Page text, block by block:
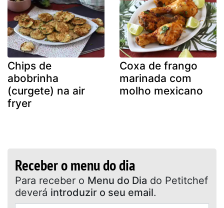
Chips de
abobrinha
(curgete) na air
fryer
Coxa de frango
marinada com
molho mexicano
Receber o menu do dia
Para receber o Menu do Dia do Petitchef
deverá introduzir o seu email.